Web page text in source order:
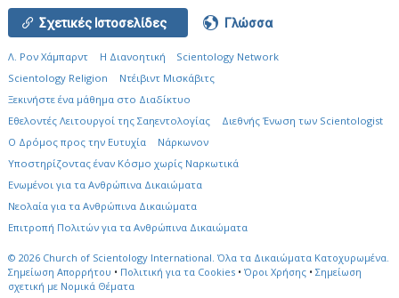
Σχετικές Ιστοσελίδες Γλώσσα
Λ. Ρον Χάμπαρντ Η Διανοητική
Scientology Network
Scientology Religion
Ντέιβιντ Μισκάβιτς
Ξεκινήστε ένα μάθημα στο Διαδίκτυο
Εθελοντές Λειτουργοί της Σαηεντολογίας
Διεθνής Ένωση των Scientologist
Ο Δρόμος προς την Ευτυχία
Νάρκωνον
Υποστηρίζοντας έναν Κόσμο χωρίς Ναρκωτικά
Ενωµένοι για τα Ανθρώπινα Δικαιώµατα
Νεολαία για τα Ανθρώπινα Δικαιώματα
Επιτροπή Πολιτών για τα Ανθρώπινα Δικαιώματα
© 2026 Church of Scientology International. Όλα τα Δικαιώματα Κατοχυρωμένα.
Σημείωση Απορρήτου • Πολιτική για τα Cookies • Όροι Χρήσης • Σημείωση
σχετική με Νομικά Θέματα